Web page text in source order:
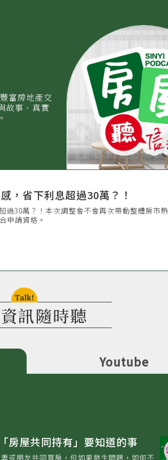
富房地產交
故事、真實
，省下利息超過30萬？！
過30萬？！本次調整會不會再次帶動整體房市熱
申請資格。
talk!
訊隨時聽
Youtube
房屋共同持有」要知道的事
或朋友共同買房，但如果發生問題，如何不